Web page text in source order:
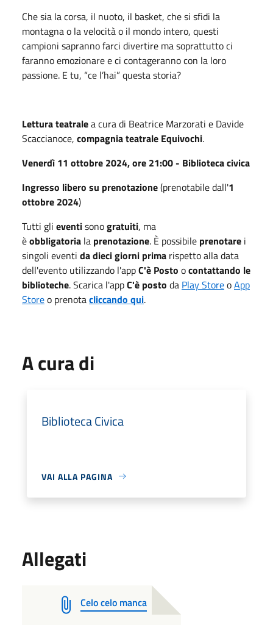
Che sia la corsa, il nuoto, il basket, che si sfidi la
montagna o la velocità o il mondo intero, questi
campioni sapranno farci divertire ma soprattutto ci
faranno emozionare e ci contageranno con la loro
passione. E tu, “ce l’hai” questa storia?
Lettura teatralea cura di Beatrice Marzorati e Davide
Scaccianoce, compagnia teatrale Equivochi.
Venerdì 11 ottobre 2024, ore 21:00 - Biblioteca civica
Ingresso libero su prenotazione(prenotabile dall'1
ottobre 2024)
Tutti gli eventisonogratuiti, ma
èobbligatoria la prenotazione. È possibile prenotare i
singoli eventi da dieci giorni prima rispetto alla data
dell'evento utilizzando l'appC'è Posto ocontattando le
biblioteche. Scarica l'appC'è posto da Play StoreoApp
Storeo prenotacliccando qui.
A cura di
Biblioteca Civica
VAI ALLA PAGINA
Allegati
Celo celo manca